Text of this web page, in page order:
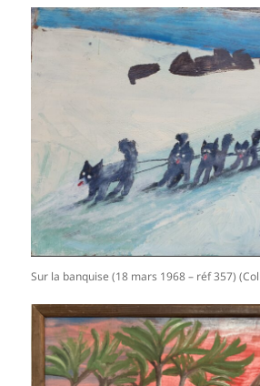
Sur la banquise (18 mars 1968 – réf 357)